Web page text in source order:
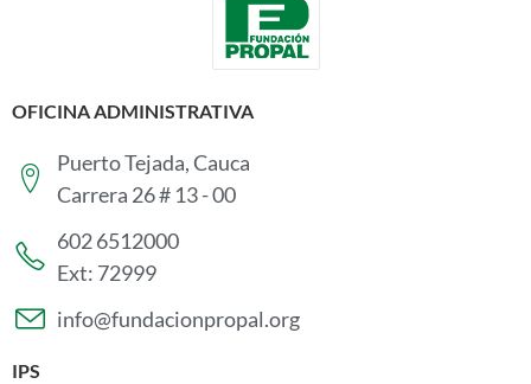
OFICINA ADMINISTRATIVA
Puerto Tejada, Cauca
Carrera 26 # 13 - 00
602 6512000
Ext: 72999
info@fundacionpropal.org
IPS